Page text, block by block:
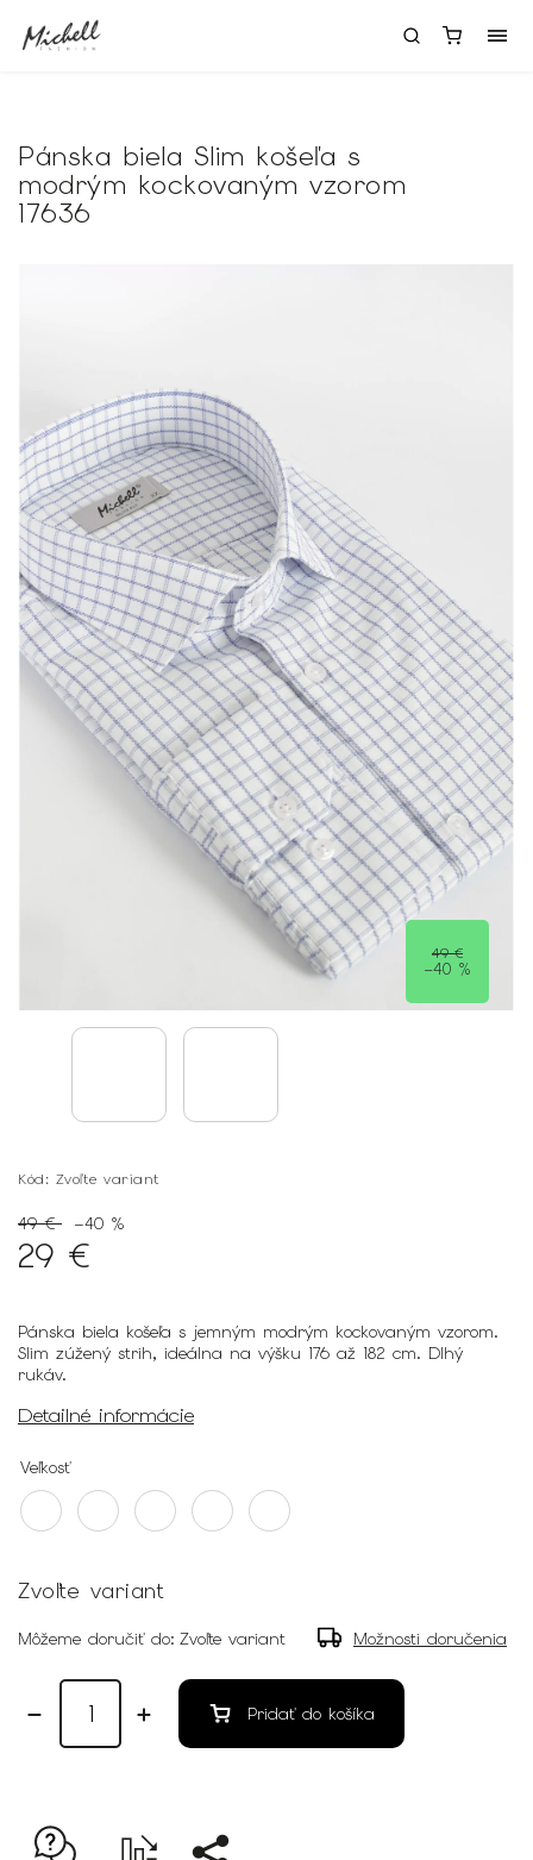
Pánska biela Slim košeľa s
modrým kockovaným vzorom
17636
49 €
–40 %
Kód: Zvoľte variant
49 € –40 %
29 €
Pánska biela košeľa s jemným modrým kockovaným vzorom.
Slim zúžený strih, ideálna na výšku 176 až 182 cm. Dlhý
rukáv.
Detailné informácie
Veľkosť
Zvoľte variant
Môžeme doručiť do: Zvoľte variant Možnosti doručenia
Pridať do košíka